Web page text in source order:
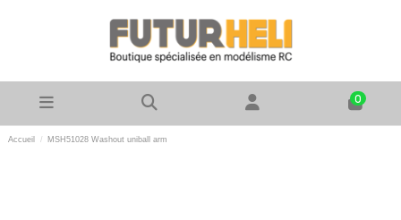
0
Accueil MSH51028 Washout uniball arm